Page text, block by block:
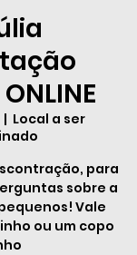
|
Local a ser
para
sobre a
Vale
ou um copo